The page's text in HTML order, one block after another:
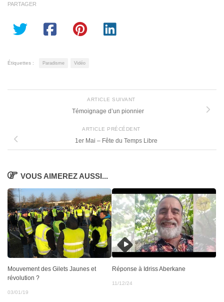
PARTAGER
Étiquettes : Paradisme Vidéo
ARTICLE SUIVANT
Témoignage d’un pionnier
ARTICLE PRÉCÉDENT
1er Mai – Fête du Temps Libre
VOUS AIMEREZ AUSSI...
Mouvement des Gilets Jaunes et
révolution ?
03/01/19
Réponse à Idriss Aberkane
11/12/24